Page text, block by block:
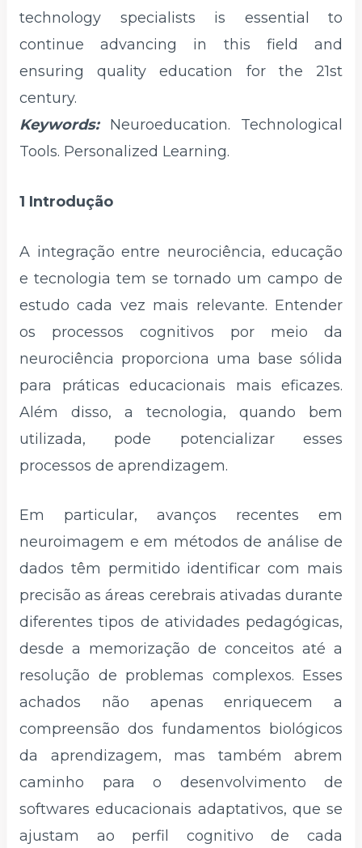
technology specialists is essential to
continue advancing in this field and
ensuring quality education for the 21st
century.
Keywords:
Neuroeducation. Technological
Tools. Personalized Learning.
1 Introdução
A integração entre neurociência, educação
e tecnologia tem se tornado um campo de
estudo cada vez mais relevante. Entender
os processos cognitivos por meio da
neurociência proporciona uma base sólida
para práticas educacionais mais eficazes.
Além disso, a tecnologia, quando bem
utilizada, pode potencializar esses
processos de aprendizagem.
Em particular, avanços recentes em
neuroimagem e em métodos de análise de
dados têm permitido identificar com mais
precisão as áreas cerebrais ativadas durante
diferentes tipos de atividades pedagógicas,
desde a memorização de conceitos até a
resolução de problemas complexos. Esses
achados não apenas enriquecem a
compreensão dos fundamentos biológicos
da aprendizagem, mas também abrem
caminho para o desenvolvimento de
softwares educacionais adaptativos, que se
ajustam ao perfil cognitivo de cada